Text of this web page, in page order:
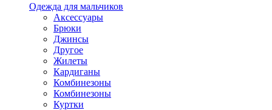
Одежда для мальчиков
Аксессуары
Брюки
Джинсы
Другое
Жилеты
Кардиганы
Комбинезоны
Комбинезоны
Куртки